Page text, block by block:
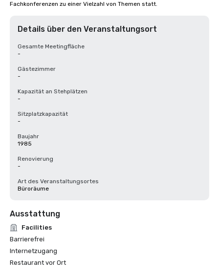
Fachkonferenzen zu einer Vielzahl von Themen statt.
Details über den Veranstaltungsort
Gesamte Meetingfläche
-
Gästezimmer
-
Kapazität an Stehplätzen
-
Sitzplatzkapazität
-
Baujahr
1985
Renovierung
-
Art des Veranstaltungsortes
Büroräume
Ausstattung
Facilities
Barrierefrei
Internetzugang
Restaurant vor Ort